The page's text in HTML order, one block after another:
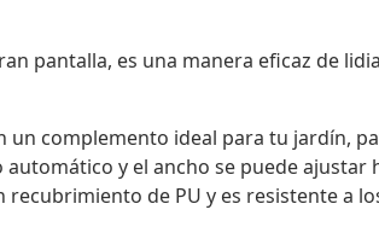
pantalla, es una manera eficaz de
un complemento ideal para tu jardín,
y el ancho se puede ajustar
de PU y es resistente a